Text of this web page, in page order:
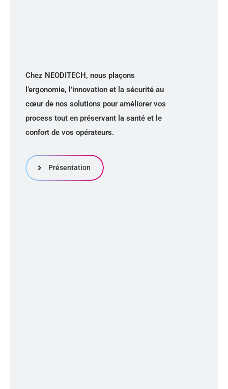
Chez NEODITECH, nous plaçons
l’ergonomie, l’innovation et la sécurité au
cœur de nos solutions pour améliorer vos
process tout en préservant la santé et le
confort de vos opérateurs.
Présentation